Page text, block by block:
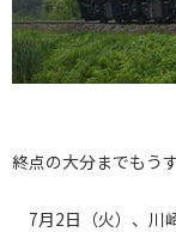
終点の大分までもう
7月2日（火）、川